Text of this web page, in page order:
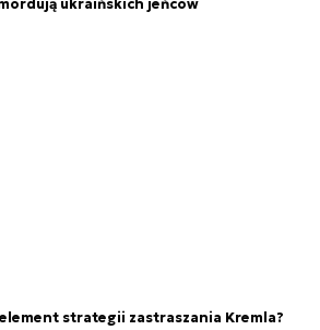
ukraińskich jeńców
strategii zastraszania Kremla?